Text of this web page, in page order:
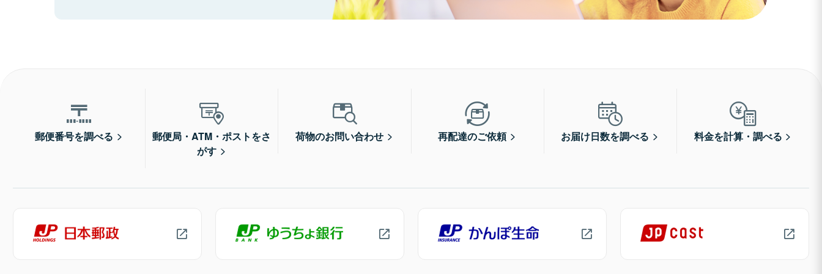
郵便番号を調べる
郵便局・ATM・ポストをさ
がす
荷物のお問い合わせ 再配達のご依頼 お届け日数を調べる 料金を計算・調べる